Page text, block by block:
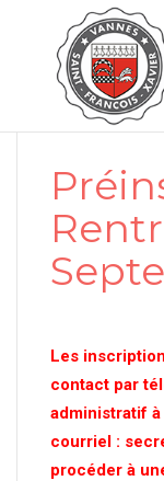
Les
contact par
administratif
courriel :
procéder à